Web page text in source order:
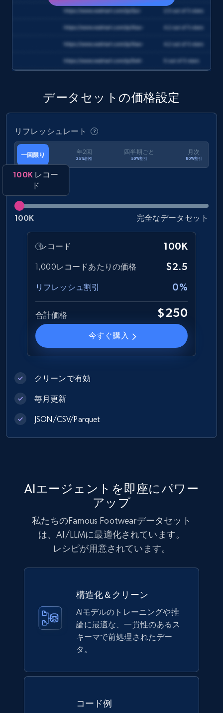
176+ 今すぐ購入
Amazon Walmart
amazon, Description amazon, Initial price
amazon, Currency amazon, Availability amazon,
and more.
eCommerce
132+ 今すぐ購入
Zara - Products
Category id, Product id, Product name, Price,
Currency, Colour code, Colour, Description, and
eCommerce
1.2K+ 今すぐ購入
URL, Product id, Title, Images, Final price,
eCommerce
Lazada - Products
price, Currency, Stock, and more.
eCommerce
Lowes.com
URL, Domain, Marketplace pn, Sku, Other pn,
Model number, Gtin ean pn, Product name, and
more.
データセットの価格設定
リフレッシュレート
一回限り 年2回
25%割引
四半期ごと
50%割引
月次
80%割引
100Kレコー
ド
100K 完全なデータセット
レコード 100K
1,000レコードあたりの価格 $2.5
リフレッシュ割引 0%
合計価格 $250
今すぐ購入
クリーンで有効
毎月更新
JSON/CSV/Parquet
AIエージェントを即座にパワー
アップ
私たちのFamous Footwearデータセット
は、AI/LLMに最適化されています。
レシピが用意されています。
構造化＆クリーン
AIモデルのトレーニングや推
論に最適な、一貫性のあるス
キーマで前処理されたデー
タ。
コード例